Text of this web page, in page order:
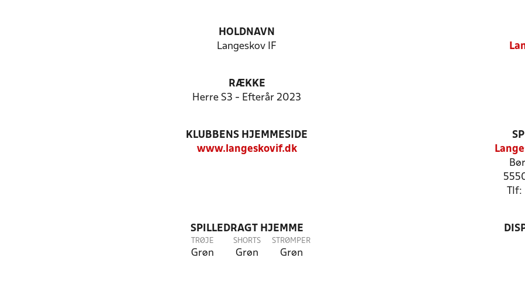
HOLDNAVN
Langeskov IF
RÆKKE
Herre S3 - Efterår 2023
KLUBBENS HJEMMESIDE
www.langeskovif.dk
SPILLEDRAGT HJEMME
TRØJE
Grøn
SHORTS
Grøn
STRØMPER
Grøn